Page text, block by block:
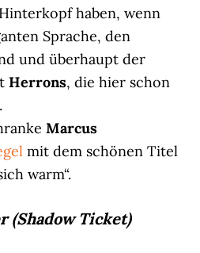
haben, wenn
Sprache, den
und überhaupt der
Herrons, die hier schon
Marcus
mit dem schönen Titel
warm“.
(Shadow Ticket)